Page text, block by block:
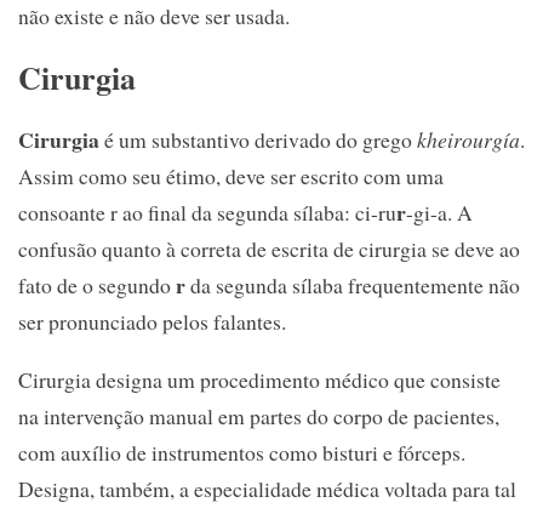
não existe e não deve ser usada.
Cirurgia
Cirurgiaé um substantivo derivado do gregokheirourgía.
Assim como seu étimo, deve ser escrito com uma
consoante r ao final da segunda sílaba: ci-rur-gi-a. A
confusão quanto à correta de escrita de cirurgia se deve ao
fato de o segundorda segunda sílaba frequentemente não
ser pronunciado pelos falantes.
Cirurgia designa um procedimento médico que consiste
na intervenção manual em partes do corpo de pacientes,
com auxílio de instrumentos como bisturi e fórceps.
Designa, também, a especialidade médica voltada para tal